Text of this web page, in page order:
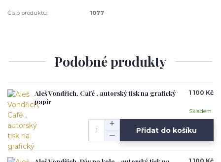
Číslo produktu: 1077
Podobné produkty
Aleš Vondřich, Café , autorský tisk na grafický
papír
1 100 Kč
Skladem
Přidat do košíku